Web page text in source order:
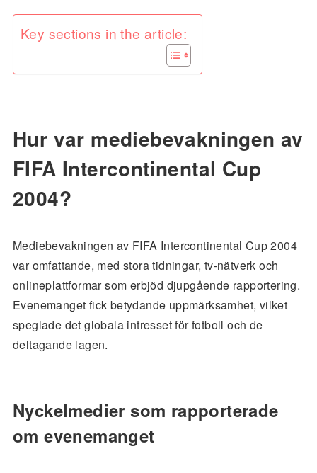
Key sections in the article:
Hur var mediebevakningen av
FIFA Intercontinental Cup
2004?
Mediebevakningen av FIFA Intercontinental Cup 2004
var omfattande, med stora tidningar, tv-nätverk och
onlineplattformar som erbjöd djupgående rapportering.
Evenemanget fick betydande uppmärksamhet, vilket
speglade det globala intresset för fotboll och de
deltagande lagen.
Nyckelmedier som rapporterade
om evenemanget